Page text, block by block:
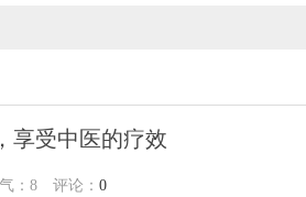
享受中医的疗效
： 8评论： 0